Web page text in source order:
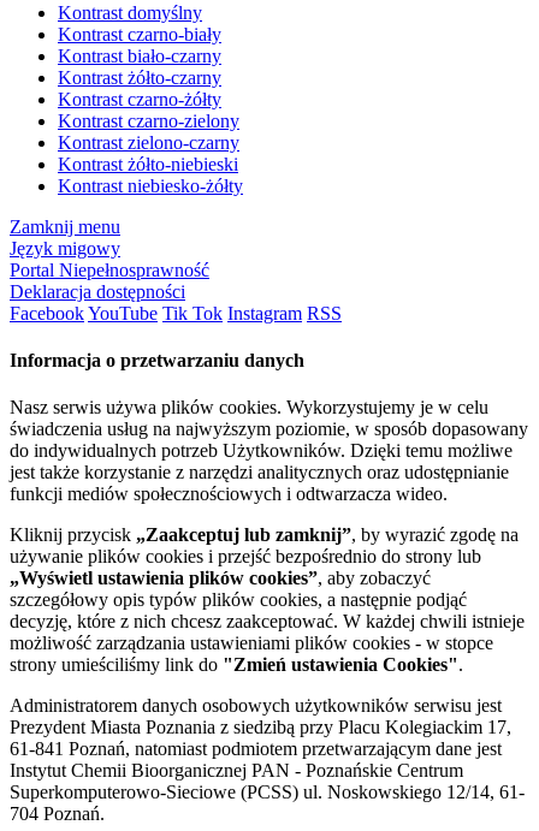
Kontrast domyślny
Kontrast czarno-biały
Kontrast biało-czarny
Kontrast żółto-czarny
Kontrast czarno-żółty
Kontrast czarno-zielony
Kontrast zielono-czarny
Kontrast żółto-niebieski
Kontrast niebiesko-żółty
Zamknij menu
Język migowy
Portal Niepełnosprawność
Deklaracja dostępności
FacebookYouTube Tik Tok Instagram RSS
Informacja o przetwarzaniu danych
Nasz serwis używa plików cookies. Wykorzystujemy je w celu
świadczenia usług na najwyższym poziomie, w sposób dopasowany
do indywidualnych potrzeb Użytkowników. Dzięki temu możliwe
jest także korzystanie z narzędzi analitycznych oraz udostępnianie
funkcji mediów społecznościowych i odtwarzacza wideo.
Kliknij przycisk „Zaakceptuj lub zamknij”, by wyrazić zgodę na
używanie plików cookies i przejść bezpośrednio do strony lub
„Wyświetl ustawienia plików cookies”, aby zobaczyć
szczegółowy opis typów plików cookies, a następnie podjąć
decyzję, które z nich chcesz zaakceptować. W każdej chwili istnieje
możliwość zarządzania ustawieniami plików cookies - w stopce
strony umieściliśmy link do "Zmień ustawienia Cookies".
Administratorem danych osobowych użytkowników serwisu jest
Prezydent Miasta Poznania z siedzibą przy Placu Kolegiackim 17,
61-841 Poznań, natomiast podmiotem przetwarzającym dane jest
Instytut Chemii Bioorganicznej PAN - Poznańskie Centrum
Superkomputerowo-Sieciowe (PCSS) ul. Noskowskiego 12/14, 61-
704 Poznań.